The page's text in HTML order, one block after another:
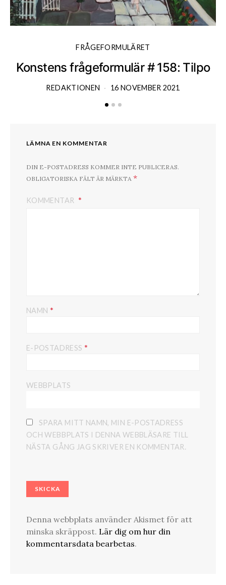
FRÅGEFORMULÄRET
Konstens frågeformulär # 158: Tilpo
REDAKTIONEN 16 NOVEMBER 2021
LÄMNA EN KOMMENTAR
DIN E-POSTADRESS KOMMER INTE PUBLICERAS.
OBLIGATORISKA FÄLT ÄR MÄRKTA *
KOMMENTAR
NAMN *
E-POSTADRESS *
WEBBPLATS
SPARA MITT NAMN, MIN E-POSTADRESS
OCH WEBBPLATS I DENNA WEBBLÄSARE TILL
NÄSTA GÅNG JAG SKRIVER EN KOMMENTAR.
Denna webbplats använder Akismet för att
minska skräppost. Lär dig om hur din
kommentarsdata bearbetas.